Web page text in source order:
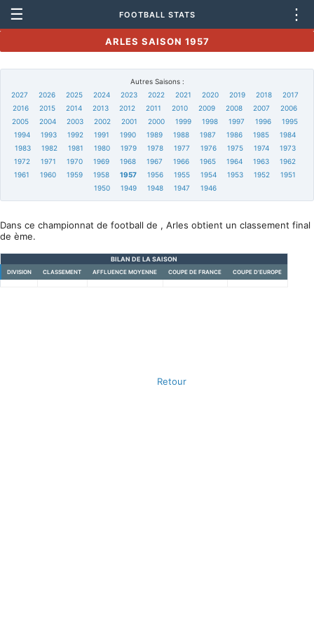
☰ FOOTBALL STATS ⋮
ARLES SAISON 1957
Autres Saisons :
2027
2026 2025 2024 2023 2022 2021 2020 2019 2018
2017
2016
2015 2014 2013 2012 2011 2010 2009 2008 2007
2006
2005
2004 2003 2002 2001 2000 1999 1998 1997 1996
1995
1994
1993 1992 1991 1990 1989 1988 1987 1986 1985
1984
1983
1982 1981 1980 1979 1978 1977 1976 1975 1974
1973
1972
1971 1970 1969 1968 1967 1966 1965 1964 1963
1962
1961
1960 1959 1958 1957 1956 1955 1954 1953 1952
1951
1950
1949 1948 1947 1946
Dans ce championnat de football de , Arles obtient un classement final
de ème.
BILAN DE LA SAISON
DIVISION CLASSEMENT AFFLUENCE MOYENNE COUPE DE FRANCE COUPE D'EUROPE
Retour